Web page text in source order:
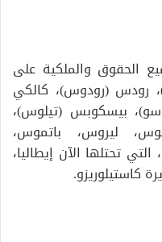
الحقوق والملكية على
رودس (رودوس)، كالكي
بيسكوبس (تيلوس)،
ليروس، باتموس،
تحتلها الآن إيطاليا،
كاستيلوريزو.